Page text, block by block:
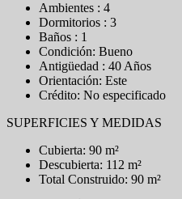
Ambientes : 4
Dormitorios : 3
Baños : 1
Condición: Bueno
Antigüedad : 40 Años
Orientación: Este
Crédito: No especificado
SUPERFICIES Y MEDIDAS
Cubierta: 90 m²
Descubierta: 112 m²
Total Construido: 90 m²